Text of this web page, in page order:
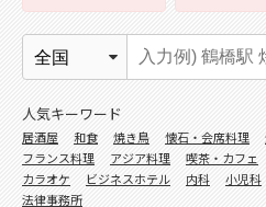
人気キーワード
居酒屋 和食 焼き鳥 懐石・会席料理
フランス料理
アジア料理 喫茶・カフェ
カラオケ
ビジネスホテル 内科 小児科
法律事務所